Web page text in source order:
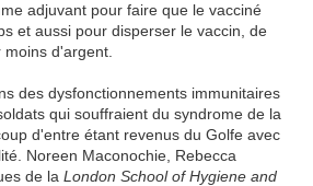
adjuvant pour faire que le vacciné
et aussi pour disperser le vaccin, de
d'argent.
des dysfonctionnements immunitaires
qui souffraient du syndrome de la
d'entre étant revenus du Golfe avec
Noreen Maconochie, Rebecca
de la London School of Hygiene and